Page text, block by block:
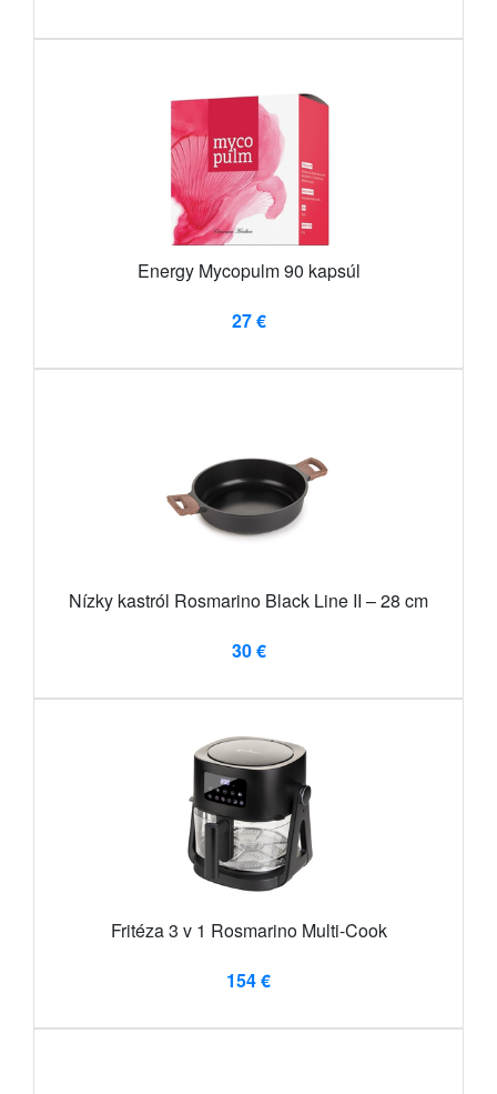
Energy Mycopulm 90 kapsúl
27 €
Nízky kastról Rosmarino Black Line II – 28 cm
30 €
Fritéza 3 v 1 Rosmarino Multi-Cook
154 €